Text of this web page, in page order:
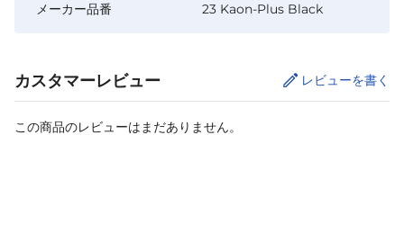
メーカー品番
23 Kaon-Plus Black
カスタマーレビュー レビューを書く
この商品のレビューはまだありません。